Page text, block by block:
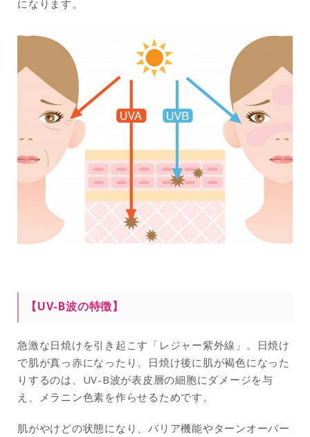
になります。
【UV-B波の特徴】
急激な日焼けを引き起こす「レジャー紫外線」。日焼け
で肌が真っ赤になったり、日焼け後に肌が褐色になった
りするのは、UV-B波が表皮層の細胞にダメージを与
え、メラニン色素を作らせるためです。
肌がやけどの状態になり、バリア機能やターンオーバー